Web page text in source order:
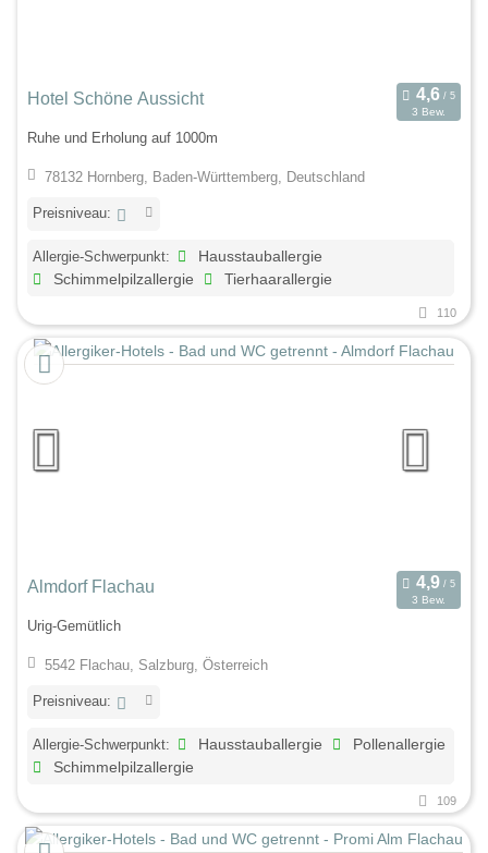
Hotel Schöne Aussicht
3 Bew.
Ruhe und Erholung auf 1000m
78132 Hornberg, Baden-Württemberg, Deutschland
Preisniveau:
Allergie-Schwerpunkt:
Hausstauballergie
Schimmelpilzallergie
Tierhaarallergie
110
Almdorf Flachau
3 Bew.
Urig-Gemütlich
5542 Flachau, Salzburg, Österreich
Preisniveau:
Allergie-Schwerpunkt: Hausstauballergie
Pollenallergie
Schimmelpilzallergie
109